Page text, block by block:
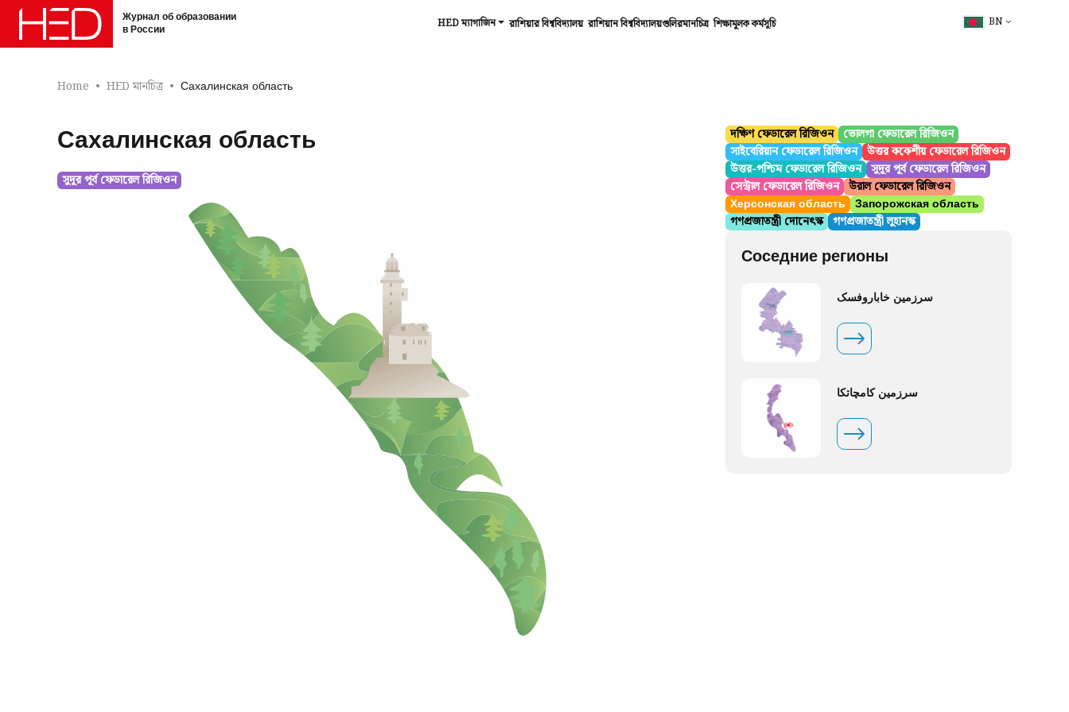
Журнал об образовании
в России
HED ম্যাগাজিন রাশিয়ার বিশ্ববিদ্যালয় রাশিয়ান বিশ্ববিদ্যালয়গুলিরমানচিত্র শিক্ষামূলক কর্মসূচি BN
Home HED মানচিত্র Сахалинская область
Сахалинская область
সুদূর পূর্ব ফেডারেল রিজিওন
দক্ষিণ ফেডারেল রিজিওন ভোলগা ফেডারেল রিজিওন
সাইবেরিয়ান ফেডারেল রিজিওন উত্তর ককেশীয় ফেডারেল রিজিওন
উত্তর-পশ্চিম ফেডারেল রিজিওন সুদূর পূর্ব ফেডারেল রিজিওন
সেন্ট্রাল ফেডারেল রিজিওন উরাল ফেডারেল রিজিওন
Херсонская область Запорожская область
গণপ্রজাতন্ত্রী দোনেৎস্ক গণপ্রজাতন্ত্রী লুহানস্ক
Соседние регионы
سرزمین خاباروفسک
سرزمین کامچاتکا